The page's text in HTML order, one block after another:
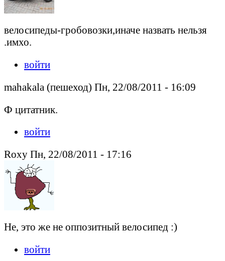
велосипеды-гробовозки,иначе назвать нельзя
.имхо.
войти
mahakala (пешеход) Пн, 22/08/2011 - 16:09
Ф цитатник.
войти
Roxy Пн, 22/08/2011 - 17:16
Не, это же не оппозитный велосипед :)
войти